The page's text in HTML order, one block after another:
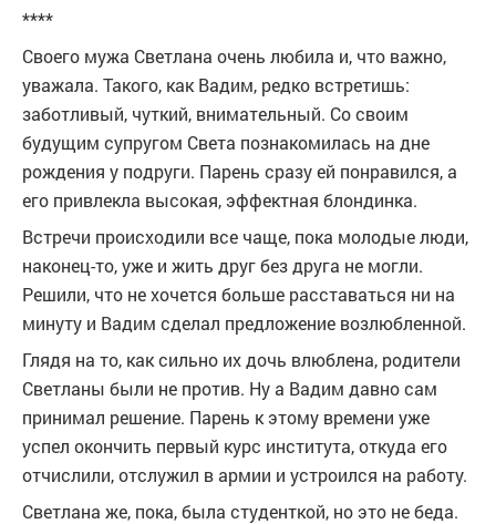
****
Своего мужа Светлана очень любила и, что важно,
уважала. Такого, как Вадим, редко встретишь:
заботливый, чуткий, внимательный. Со своим
будущим супругом Света познакомилась на дне
рождения у подруги. Парень сразу ей понравился, а
его привлекла высокая, эффектная блондинка.
Встречи происходили все чаще, пока молодые люди,
наконец-то, уже и жить друг без друга не могли.
Решили, что не хочется больше расставаться ни на
минуту и Вадим сделал предложение возлюбленной.
Глядя на то, как сильно их дочь влюблена, родители
Светланы были не против. Ну а Вадим давно сам
принимал решение. Парень к этому времени уже
успел окончить первый курс института, откуда его
отчислили, отслужил в армии и устроился на работу.
Светлана же, пока, была студенткой, но это не беда.